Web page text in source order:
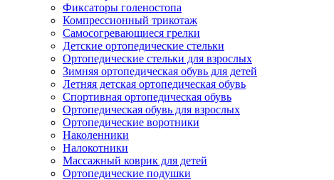
Фиксаторы голеностопа
Компрессионный трикотаж
Самосогревающиеся грелки
Детские ортопедические стельки
Ортопедические стельки для взрослых
Зимняя ортопедическая обувь для детей
Летняя детская ортопедическая обувь
Спортивная ортопедическая обувь
Ортопедическая обувь для взрослых
Ортопедические воротники
Наколенники
Налокотники
Массажный коврик для детей
Ортопедические подушки